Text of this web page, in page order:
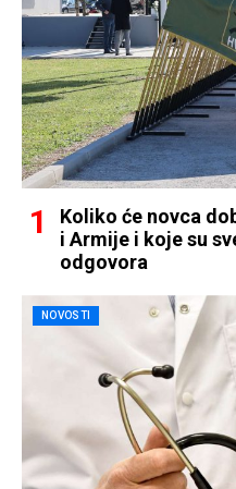
Koliko će novca
i Armije i koje su
odgovora
NOVOSTI